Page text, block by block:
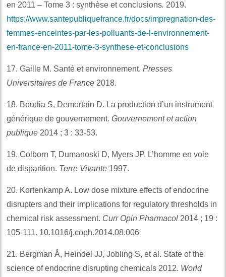
en 2011 – Tome 3 : synthèse et conclusions. 2019.
https://www.santepubliquefrance.fr/docs/impregnation-des-
femmes-enceintes-par-les-polluants-de-l-environnement-
en-france-en-2011-tome-3-synthese-et-conclusions
17. Gaille M. Santé et environnement. Presses
Universitaires de France 2018.
18. Boudia S, Demortain D. La production d’un instrument
générique de gouvernement. Gouvernement et action
publique 2014 ; 3 : 33-53.
19. Colborn T, Dumanoski D, Myers JP. L’homme en voie
de disparition. Terre Vivante 1997.
20. Kortenkamp A. Low dose mixture effects of endocrine
disrupters and their implications for regulatory thresholds in
chemical risk assessment. Curr Opin Pharmacol 2014 ; 19 :
105-111. 10.1016/j.coph.2014.08.006
21. Bergman Å, Heindel JJ, Jobling S, et al. State of the
science of endocrine disrupting chemicals 2012. World